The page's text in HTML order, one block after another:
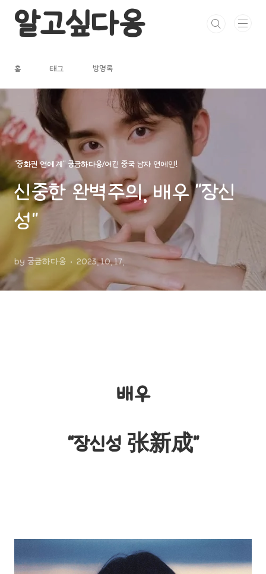
알고싶다옹
홈 태그 방명록
"중화권 연예계" 궁금하다옹/여긴 중국 남자 연예인!
신중한 완벽주의, 배우 "장신
성"
by 궁금하다옹 2023. 10. 17.
배우
"장신성 张新成"